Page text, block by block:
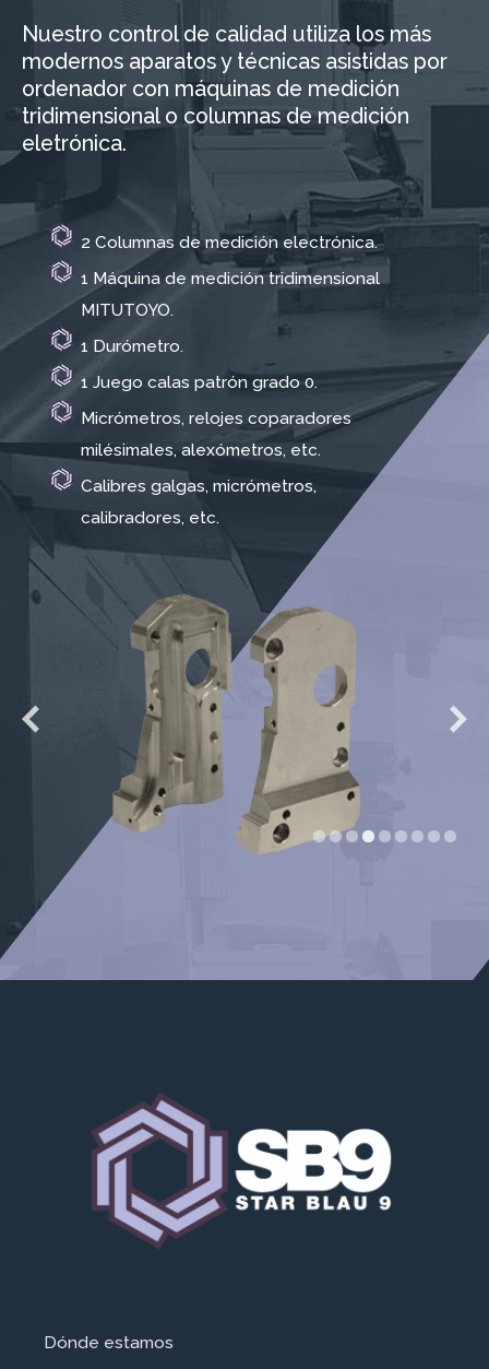
Nuestro control de calidad utiliza los más
modernos aparatos y técnicas asistidas por
ordenador con máquinas de medición
tridimensional o columnas de medición
eletrónica.
2 Columnas de medición electrónica.
1 Máquina de medición tridimensional
MITUTOYO.
1 Durómetro.
1 Juego calas patrón grado 0.
Micrómetros, relojes coparadores
milésimales, alexómetros, etc.
Calibres galgas, micrómetros,
calibradores, etc.
Dónde estamos